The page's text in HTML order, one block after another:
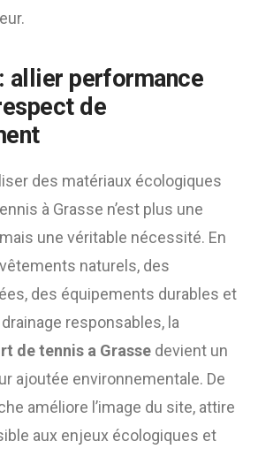
allier performance
de
des matériaux écologiques
à Grasse n’est plus une
une véritable nécessité. En
naturels, des
des équipements durables et
responsables, la
de tennis a Grasse devient un
ajoutée environnementale. De
améliore l’image du site, attire
aux enjeux écologiques et